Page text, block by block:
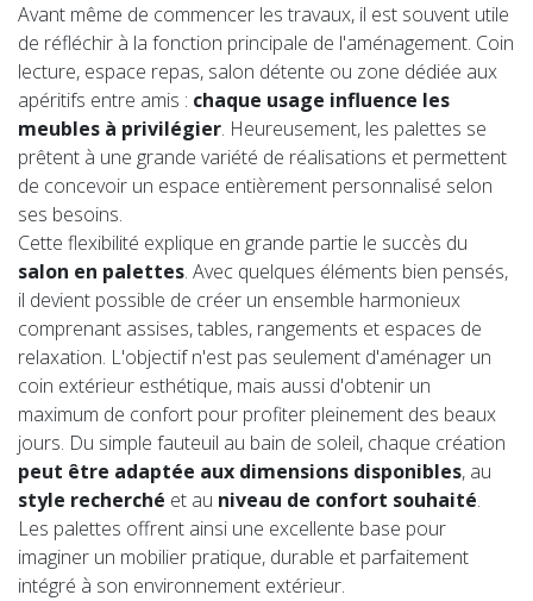
Avant même de commencer les travaux, il est souvent utile
de réfléchir à la fonction principale de l'aménagement. Coin
lecture, espace repas, salon détente ou zone dédiée aux
apéritifs entre amis : chaque usage influence les
meubles à privilégier. Heureusement, les palettes se
prêtent à une grande variété de réalisations et permettent
de concevoir un espace entièrement personnalisé selon
ses besoins.
Cette flexibilité explique en grande partie le succès du
salon en palettes. Avec quelques éléments bien pensés,
il devient possible de créer un ensemble harmonieux
comprenant assises, tables, rangements et espaces de
relaxation. L'objectif n'est pas seulement d'aménager un
coin extérieur esthétique, mais aussi d'obtenir un
maximum de confort pour profiter pleinement des beaux
jours. Du simple fauteuil au bain de soleil, chaque création
peut être adaptée aux dimensions disponibles, au
style recherché et au niveau de confort souhaité.
Les palettes offrent ainsi une excellente base pour
imaginer un mobilier pratique, durable et parfaitement
intégré à son environnement extérieur.